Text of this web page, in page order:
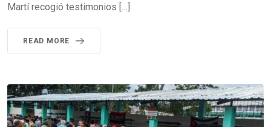
Martí recogió testimonios […]
READ MORE